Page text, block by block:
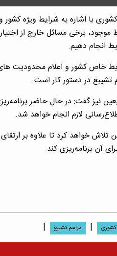
با اشاره به شرایط ویژه
موجود، برخی مسائل خارج از
انجام دهیم.
خاص کشور و اعلام محدودیت های
تشییع در دستور کار است.
نیز گفت: در حال حاضر
لازم انجام خواهد شد.
تلاش خواهد کرد تا علاوه بر
آن برنامه‌ریزی کند.
کشوری | مراسم تشییع
|